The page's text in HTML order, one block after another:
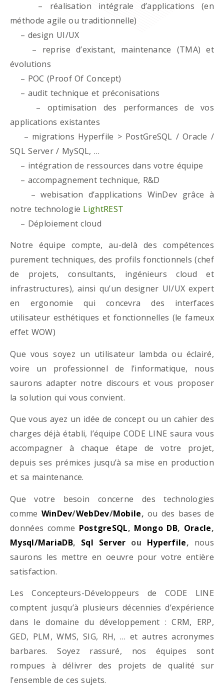
– réalisation intégrale d’applications (en
méthode agile ou traditionnelle)
– design UI/UX
– reprise d’existant, maintenance (TMA) et
évolutions
– POC (Proof Of Concept)
– audit technique et préconisations
– optimisation des performances de vos
applications existantes
– migrations Hyperfile > PostGreSQL / Oracle /
SQL Server / MySQL, …
– intégration de ressources dans votre équipe
– accompagnement technique, R&D
– webisation d’applications WinDev grâce à
notre technologie LightREST
– Déploiement cloud
Notre équipe compte, au-delà des compétences
purement techniques, des profils fonctionnels (chef
de projets, consultants, ingénieurs cloud et
infrastructures), ainsi qu’un designer UI/UX expert
en ergonomie qui concevra des interfaces
utilisateur esthétiques et fonctionnelles (le fameux
effet WOW)
Que vous soyez un utilisateur lambda ou éclairé,
voire un professionnel de l’informatique, nous
saurons adapter notre discours et vous proposer
la solution qui vous convient.
Que vous ayez un idée de concept ou un cahier des
charges déjà établi, l’équipe CODE LINE saura vous
accompagner à chaque étape de votre projet,
depuis ses prémices jusqu’à sa mise en production
et sa maintenance.
Que votre besoin concerne des technologies
comme WinDev/WebDev/Mobile, ou des bases de
données comme PostgreSQL, Mongo DB, Oracle,
Mysql/MariaDB, Sql Server ou Hyperfile, nous
saurons les mettre en oeuvre pour votre entière
satisfaction.
Les Concepteurs-Développeurs de CODE LINE
comptent jusqu’à plusieurs décennies d’expérience
dans le domaine du développement : CRM, ERP,
GED, PLM, WMS, SIG, RH, … et autres acronymes
barbares. Soyez rassuré, nos équipes sont
rompues à délivrer des projets de qualité sur
l’ensemble de ces sujets.